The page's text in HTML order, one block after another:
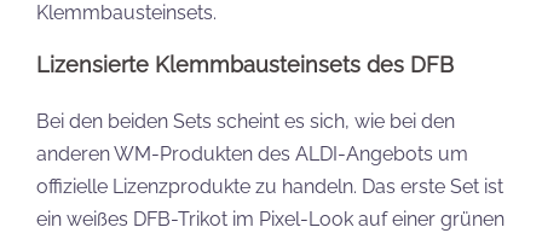
Klemmbausteinsets.
Lizensierte Klemmbausteinsets des DFB
Bei den beiden Sets scheint es sich, wie bei den
anderen WM-Produkten des ALDI-Angebots um
offizielle Lizenzprodukte zu handeln. Das erste Set ist
ein weißes DFB-Trikot im Pixel-Look auf einer grünen